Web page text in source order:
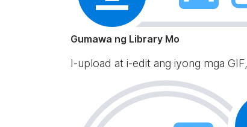
Gumawa ng Library Mo
I-upload at i-edit ang iyong mga